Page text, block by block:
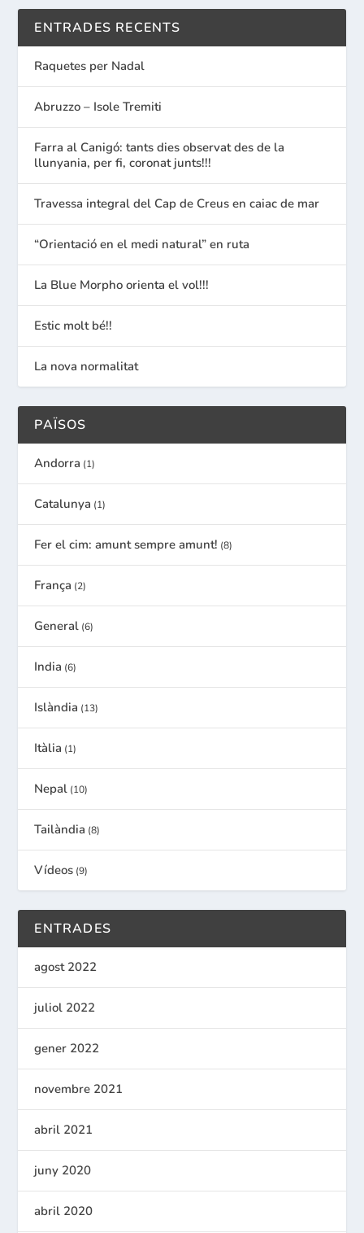
ENTRADES RECENTS
Raquetes per Nadal
Abruzzo – Isole Tremiti
Farra al Canigó: tants dies observat des de la
llunyania, per fi, coronat junts!!!
Travessa integral del Cap de Creus en caiac de mar
“Orientació en el medi natural” en ruta
La Blue Morpho orienta el vol!!!
Estic molt bé!!
La nova normalitat
PAÏSOS
Andorra (1)
Catalunya (1)
Fer el cim: amunt sempre amunt! (8)
França (2)
General (6)
India (6)
Islàndia (13)
Itàlia (1)
Nepal (10)
Tailàndia (8)
Vídeos (9)
ENTRADES
agost 2022
juliol 2022
gener 2022
novembre 2021
abril 2021
juny 2020
abril 2020